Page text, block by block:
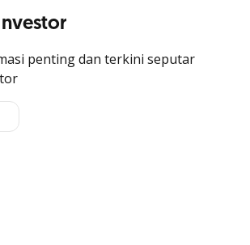
penting dan terkini seputar